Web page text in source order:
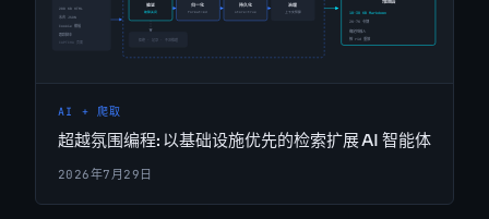
AI + 爬取
超越氛围编程: 以基础设施优先的检索扩展 AI 智能体
2026年7月29日